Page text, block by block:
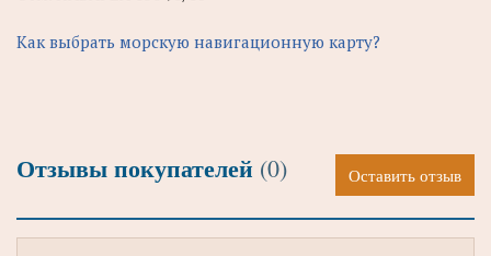
Как выбрать морскую навигационную карту?
Отзывы покупателей (0) Оставить отзыв